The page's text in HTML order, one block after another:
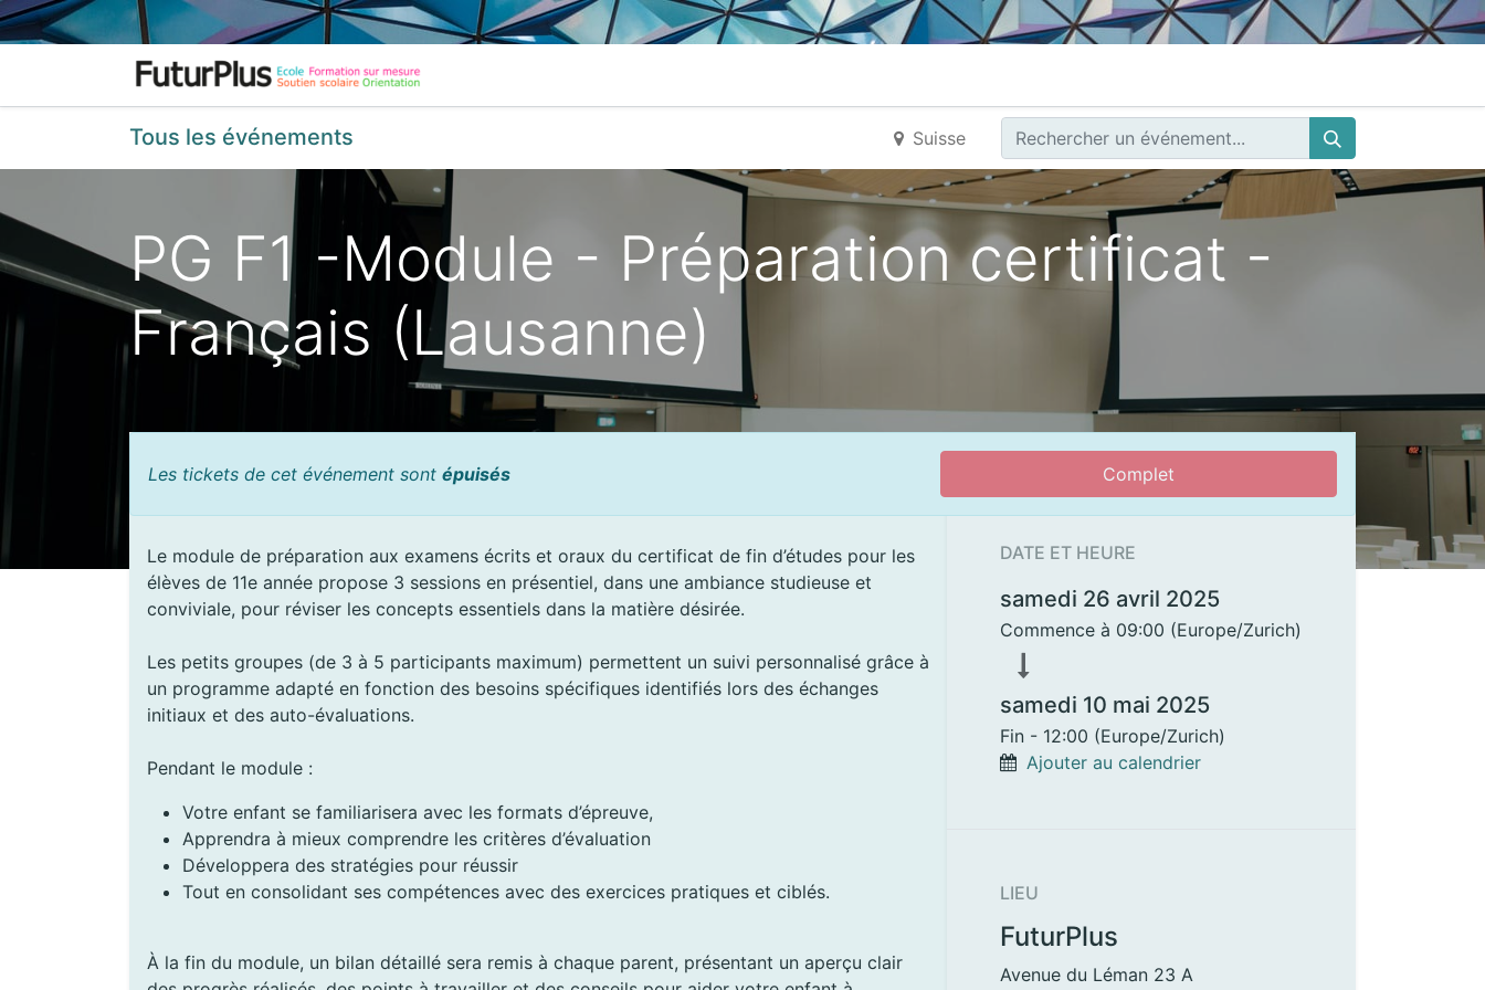
Tous les événements Suisse
PG F1 -Module - Préparation certificat -
Français (Lausanne)
Les tickets de cet événement sont épuisés Complet
Le module de préparation aux examens écrits et oraux du certificat de fin d’études pour les
élèves de 11e année propose 3 sessions en présentiel, dans une ambiance studieuse et
conviviale, pour réviser les concepts essentiels dans la matière désirée.
Les petits groupes (de 3 à 5 participants maximum) permettent un suivi personnalisé grâce à
un programme adapté en fonction des besoins spécifiques identifiés lors des échanges
initiaux et des auto-évaluations.
Pendant le module :
Votre enfant se familiarisera avec les formats d’épreuve,
Apprendra à mieux comprendre les critères d’évaluation
Développera des stratégies pour réussir
Tout en consolidant ses compétences avec des exercices pratiques et ciblés.
À la fin du module, un bilan détaillé sera remis à chaque parent, présentant un aperçu clair
DATE ET HEURE
samedi 26 avril 2025
Commence à 09:00 (Europe/Zurich)
samedi 10 mai 2025
Fin - 12:00 (Europe/Zurich)
Ajouter au calendrier
LIEU
FuturPlus
Avenue du Léman 23 A